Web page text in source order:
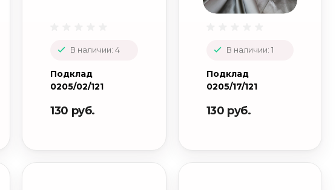
В наличии: 4
Подклад
0205/02/121
130 руб.
В наличии: 1
Подклад
0205/17/121
130 руб.